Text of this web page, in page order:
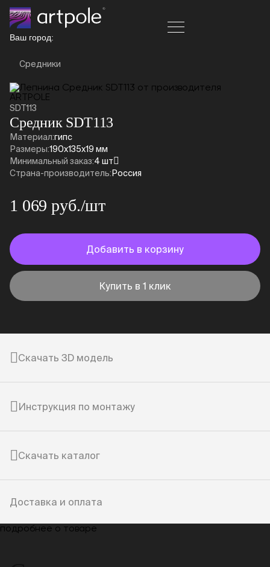
Ваш город:
Средники
SDT113
Средник SDT113
Материал:гипс
Размеры:190x135x19 мм
Минимальный заказ:4 шт
Страна-производитель: Россия
1 069 руб./шт
Добавить в корзину
Купить в 1 клик
Скачать 3D модель
Инструкция по монтажу
Скачать каталог
Доставка и оплата
подробнее о товаре